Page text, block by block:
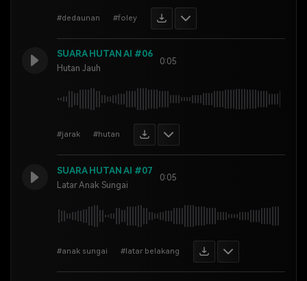
#dedaunan #foley
SUARA HUTAN AI #06
Hutan Jauh
0:05
#jarak #hutan
SUARA HUTAN AI #07
Latar Anak Sungai
0:05
#anak sungai #latar belakang